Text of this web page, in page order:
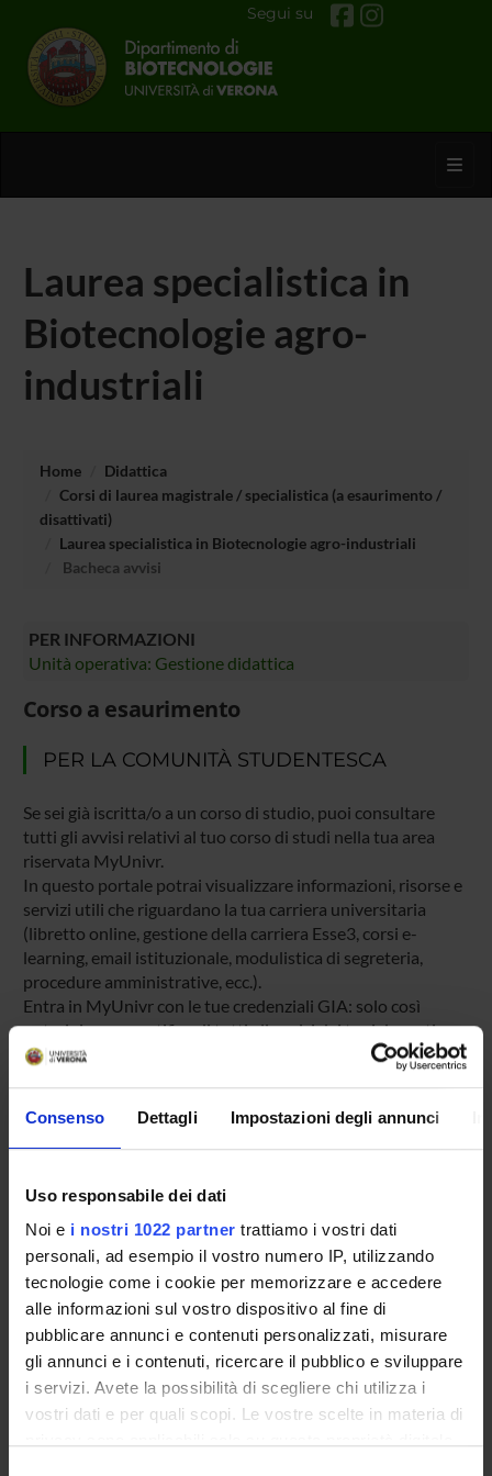
Consenso Dettagli Impostazioni degli annunci
Uso responsabile dei dati
Noi e i nostri 1022 partner trattiamo i vostri dati
personali, ad esempio il vostro numero IP, utilizzando
tecnologie come i cookie per memorizzare e accedere
alle informazioni sul vostro dispositivo al fine di
pubblicare annunci e contenuti personalizzati, misurare
gli annunci e i contenuti, ricercare il pubblico e sviluppare
i servizi. Avete la possibilità di scegliere chi utilizza i
vostri dati e per quali scopi. Le vostre scelte in materia di
Segui su
Laurea specialistica in
Biotecnologie agro-
industriali
Home
Didattica
Corsi di laurea magistrale / specialistica (a esaurimento /
disattivati)
Laurea specialistica in Biotecnologie agro-industriali
Bacheca avvisi
PER INFORMAZIONI
Unità operativa: Gestione didattica
Corso a esaurimento
PER LA COMUNITÀ STUDENTESCA
Se sei già iscritta/o a un corso di studio, puoi consultare
tutti gli avvisi relativi al tuo corso di studi nella tua area
riservata MyUnivr.
In questo portale potrai visualizzare informazioni, risorse e
servizi utili che riguardano la tua carriera universitaria
(libretto online, gestione della carriera Esse3, corsi e-
learning, email istituzionale, modulistica di segreteria,
procedure amministrative, ecc.).
Entra in MyUnivr con le tue credenziali GIA: solo così
potrai ricevere notifica di tutti gli avvisi dei tuoi docenti e
della tua segreteria via mail e anche tramite l'app Univr.
MYUNIVR
Calendario didattico
Piani didattici e Guide dello studente
Orario lezioni
Calendario esami
Bacheca avvisi
Proposte tesi e stage
Organi collegiali e di governo
Docenti